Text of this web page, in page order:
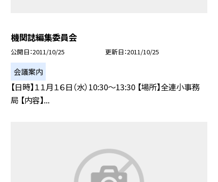
機関誌編集委員会
公開日 2011/10/25 更新日 2011/10/25
会議案内
【日時】１１月１６日（水）10:30〜13:30 【場所】全連小事務
局 【内容】...